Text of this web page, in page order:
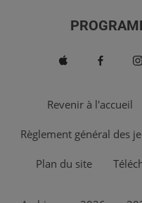
Revenir à l'accueil
Règlement général des
Plan du site